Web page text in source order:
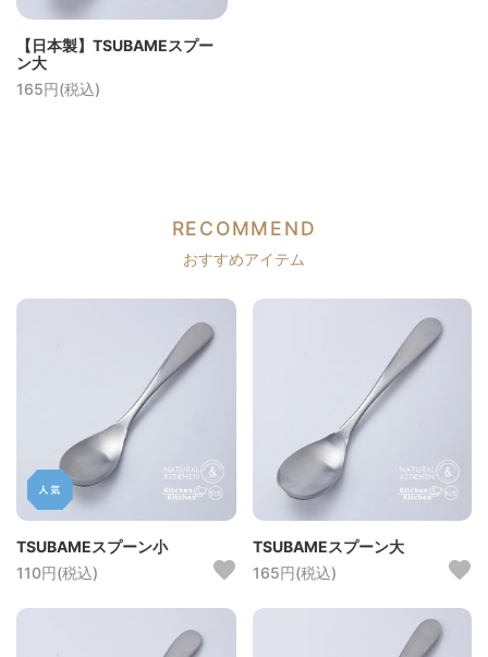
【日本製】TSUBAMEスプー
ン大
165円(税込)
RECOMMEND
おすすめアイテム
TSUBAMEスプーン小
110円(税込)
TSUBAMEスプーン大
165円(税込)